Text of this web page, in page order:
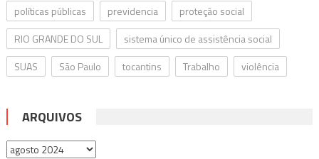
políticas públicas
previdencia
proteção social
RIO GRANDE DO SUL
sistema único de assistência social
SUAS
São Paulo tocantins Trabalho violência
ARQUIVOS
Arquivos